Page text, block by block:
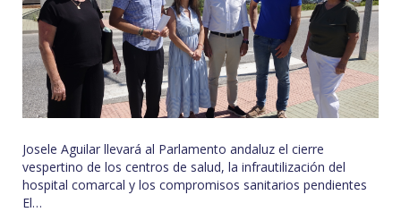
Josele Aguilar llevará al Parlamento andaluz el cierre
vespertino de los centros de salud, la infrautilización del
hospital comarcal y los compromisos sanitarios pendientes
El…